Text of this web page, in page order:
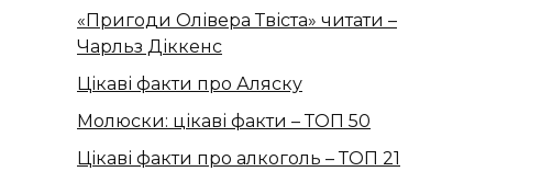
«Пригоди Олівера Твіста» читати –
Чарльз Діккенс
Цікаві факти про Аляску
Молюски: цікаві факти – ТОП 50
Цікаві факти про алкоголь – ТОП 21